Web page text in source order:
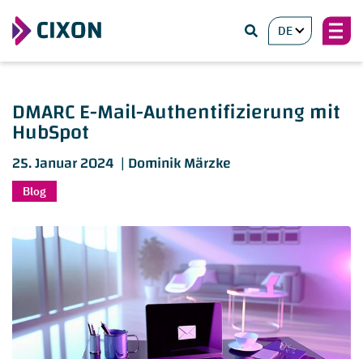
DE
DMARC E-Mail-Authentifizierung mit
HubSpot
25. Januar 2024 | Dominik Märzke
Blog